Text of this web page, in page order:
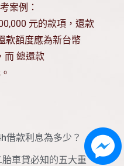
案例：
元的款項，還款
款額度應為新台幣
而 總還款
借款利息為多少？
車貸必知的五大重